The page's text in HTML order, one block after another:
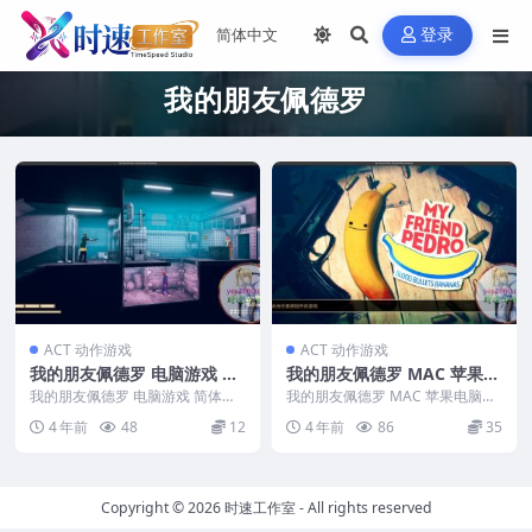
登录
我的朋友佩德罗
ACT 动作游戏
我的朋友佩德罗 电脑游戏 简
体中文版 支援win11 win10
win7
我的朋友佩德罗 电脑游戏 简体中
文版 支援win11 win10 win7 &n...
4 年前 48 12
ACT 动作游戏
我的朋友佩德罗 MAC 苹果电
脑游戏 简体中文版 支援10.1
3 10.14 10.15 11 12 适用于
APPLE CPU
我的朋友佩德罗 MAC 苹果电脑游
戏 简体中文版 支援10.13 10.14
1... 4 年前 86 35
Copyright © 2026时速工作室- All rights reserved